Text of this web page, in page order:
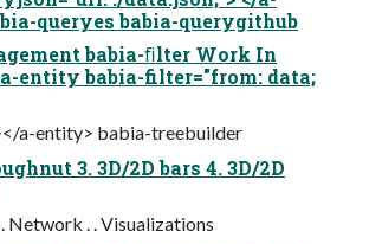
queryes babia-querygithub
babia-ﬁlter Work In
entity babia-filter="from: data;
a-entity> babia-treebuilder
3. 3D/2D bars 4. 3D/2D
Network . . Visualizations